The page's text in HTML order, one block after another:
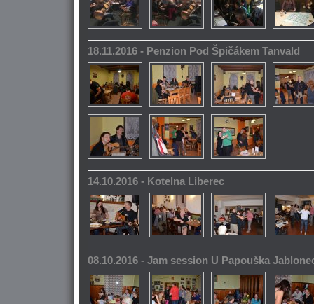
18.11.2016 - Penzion Pod Špičákem Tanvald
14.10.2016 - Kotelna Liberec
08.10.2016 - Jam session U Papouška